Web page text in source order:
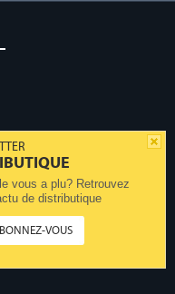
vous a plu? Retrouvez
de distributique
VOUS